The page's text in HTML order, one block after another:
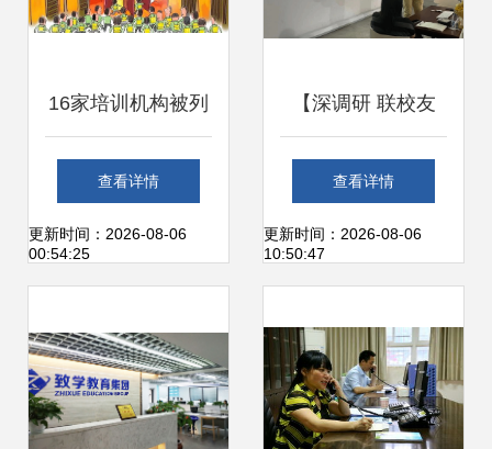
16家培训机构被列
入黑名单 有你家孩
子报的班吗？
查看详情
更新时间：2026-08-06
00:54:25
【深调研 联校友
促发展系列报道
(18)】走访校友企
务与办公服务领域
查看详情
更新时间：2026-08-06
10:50:47